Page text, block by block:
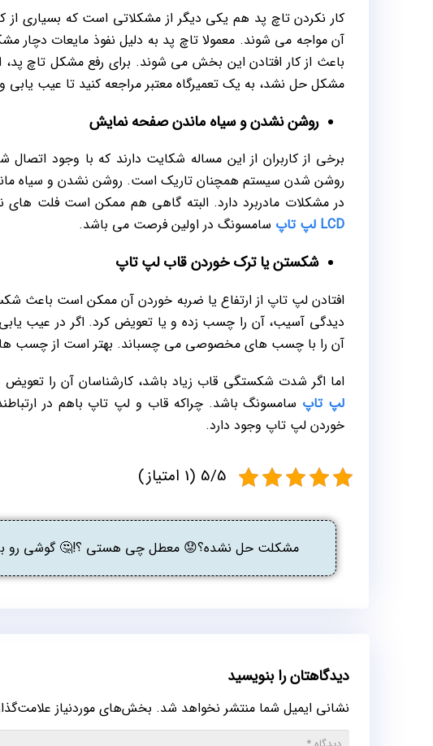
آن مواجه می شوند. معمولا تاچ پد به دلیل نفوذ مایعات دچار
باعث از کار افتادن این بخش می شوند. برای رفع مشکل تاچ پد،
مشکل حل نشد، به یک تعمیرگاه معتبر مراجعه کنید تا عیب یابی
روشن نشدن و سیاه ماندن صفحه نمایش
برخی از کاربران از این مساله شکایت دارند که با وجود
روشن شدن سیستم همچنان تاریک است. روشن نشدن و سیاه
در مشکلات مادربرد دارد. البته گاهی هم ممکن است فلت های
LCD لپ تاپ
سامسونگ در اولین فرصت می باشد.
شکستن یا ترک خوردن قاب لپ تاپ
افتادن لپ تاپ از ارتفاع یا ضربه خوردن آن ممکن است باعث
دیدگی آسیب، آن را چسب زده و یا تعویض کرد. اگر در عیب
آن را با چسب های مخصوصی می چسباند. بهتر است از چسب هایی
اما اگر شدت شکستگی قاب زیاد باشد، کارشناسان آن را
لپ تاپ سامسونگ باشد. چراکه قاب و لپ تاپ باهم در
خوردن لپ تاپ وجود دارد.
5/5 (1 امتیاز)
مشکلت حل نشده؟😟 معطل چی هستی ؟!🤔 گوشی رو
دیدگاهتان را بنویسید
نشانی ایمیل شما منتشر نخواهد شد. بخش‌های موردنیاز